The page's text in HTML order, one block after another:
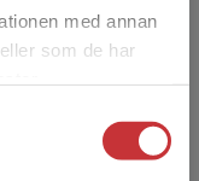
med annan
som de har
Sverige.
Sverige. För
Lärarpaket -